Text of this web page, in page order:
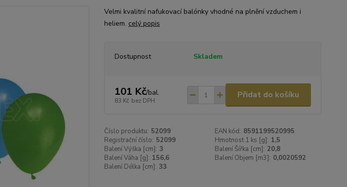
Velmi kvalitní nafukovací balónky vhodné na plnění vzduchem i
heliem. celý popis
Dostupnost Skladem
101 Kč/bal.
83 Kč bez DPH
Přidat do košíku
Číslo produktu: 52099 EAN kód: 8591199520995
Registrační číslo: 52099 Hmotnost 1 ks [g]: 1,5
Balení Výška [cm]: 3 Balení Šířka [cm]: 20,8
Balení Váha [g]: 156,6 Balení Objem [m3]: 0,0020592
Balení Délka [cm]: 33